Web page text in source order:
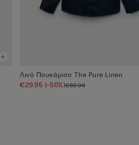
Λινό Πουκάμισο The Pure Linen
€29.95 (-50%)€59.90